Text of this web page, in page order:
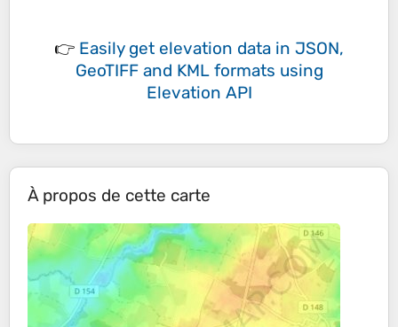
👉 Easily get elevation data in JSON,
GeoTIFF and KML formats using
Elevation API
À propos de cette carte